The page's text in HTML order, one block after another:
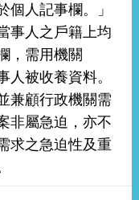
個人記事欄。」
事人之戶籍上均
，需用機關
人被收養資料。
兼顧行政機關需
非屬急迫，亦不
求之急迫性及重